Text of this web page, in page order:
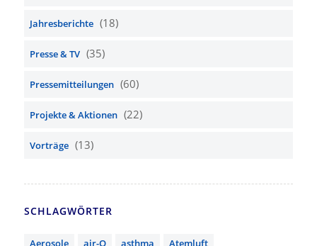
Jahresberichte (18)
Presse & TV (35)
Pressemitteilungen (60)
Projekte & Aktionen (22)
Vorträge (13)
SCHLAGWÖRTER
Aerosole air-Q asthma Atemluft